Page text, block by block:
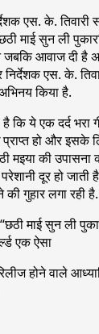
एस. के.
माई सुन ली
जबकि आवाज दी है
निर्देशक एस. के.
किया है.
कि ये एक दर्द भरा
हो और इसके
मइया की उपासना
दूर हो
गुहार लगा रही है.
माई सुन ली
एक ऐसा
होने वाले